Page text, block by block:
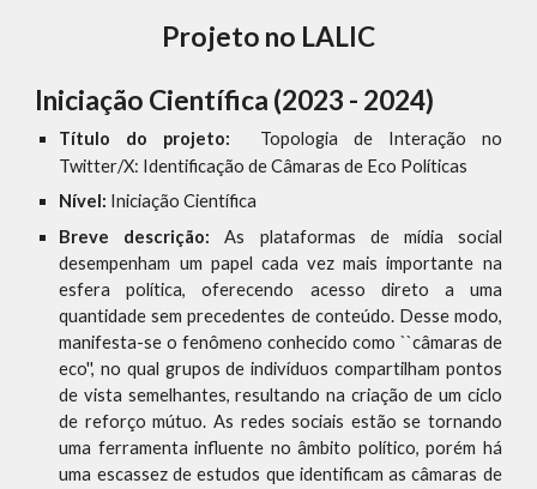
Projeto no LALIC
Iniciação Científica (2023 - 2024)
Título do projeto: Topologia de Interação no
Twitter/X: Identificação de Câmaras de Eco Políticas
Nível: Iniciação Científica
Breve descrição: As plataformas de mídia social
desempenham um papel cada vez mais importante na
esfera política, oferecendo acesso direto a uma
quantidade sem precedentes de conteúdo. Desse modo,
manifesta-se o fenômeno conhecido como ``câmaras de
eco'', no qual grupos de indivíduos compartilham pontos
de vista semelhantes, resultando na criação de um ciclo
de reforço mútuo. As redes sociais estão se tornando
uma ferramenta influente no âmbito político, porém há
uma escassez de estudos que identificam as câmaras de